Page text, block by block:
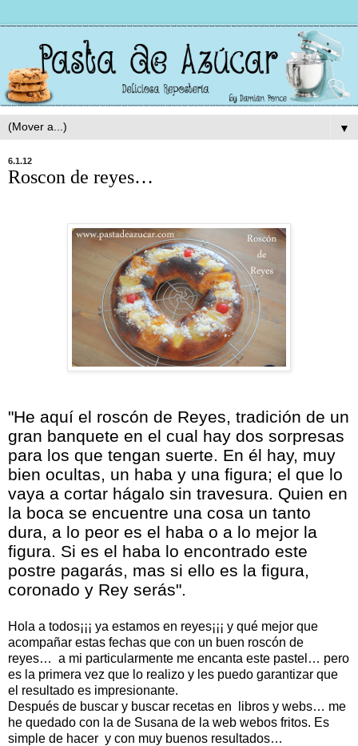
▼
6.1.12
Roscon de reyes…
"He aquí el roscón de Reyes, tradición de un
gran banquete en el cual hay dos sorpresas
para los que tengan suerte. En él hay, muy
bien ocultas, un haba y una figura; el que lo
vaya a cortar hágalo sin travesura. Quien en
la boca se encuentre una cosa un tanto
dura, a lo peor es el haba o a lo mejor la
figura. Si es el haba lo encontrado este
postre pagarás, mas si ello es la figura,
coronado y Rey serás".
Hola a todos¡¡¡ ya estamos en reyes¡¡¡ y qué mejor que
acompañar estas fechas que con un buen roscón de
reyes… a mi particularmente me encanta este pastel… pero
es la primera vez que lo realizo y les puedo garantizar que
el resultado es impresionante.
Después de buscar y buscar recetas en libros y webs… me
he quedado con la de Susana de la web webos fritos. Es
simple de hacer y con muy buenos resultados…